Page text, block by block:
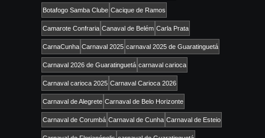
Botafogo Samba Clube Cacique de Ramos
Camarote Confraria Canaval de Belém Carla Prata
CarnaCunha Carnaval 2025 carnaval 2025 de Guaratinguetá
Carnaval 2026 de Guaratinguetá carnaval carioca
Carnaval carioca 2025 Carnaval Carioca 2026
Carnaval de Alegrete Carnaval de Belo Horizonte
Carnaval de Corumbá Carnaval de Cunha Carnaval de Esteio